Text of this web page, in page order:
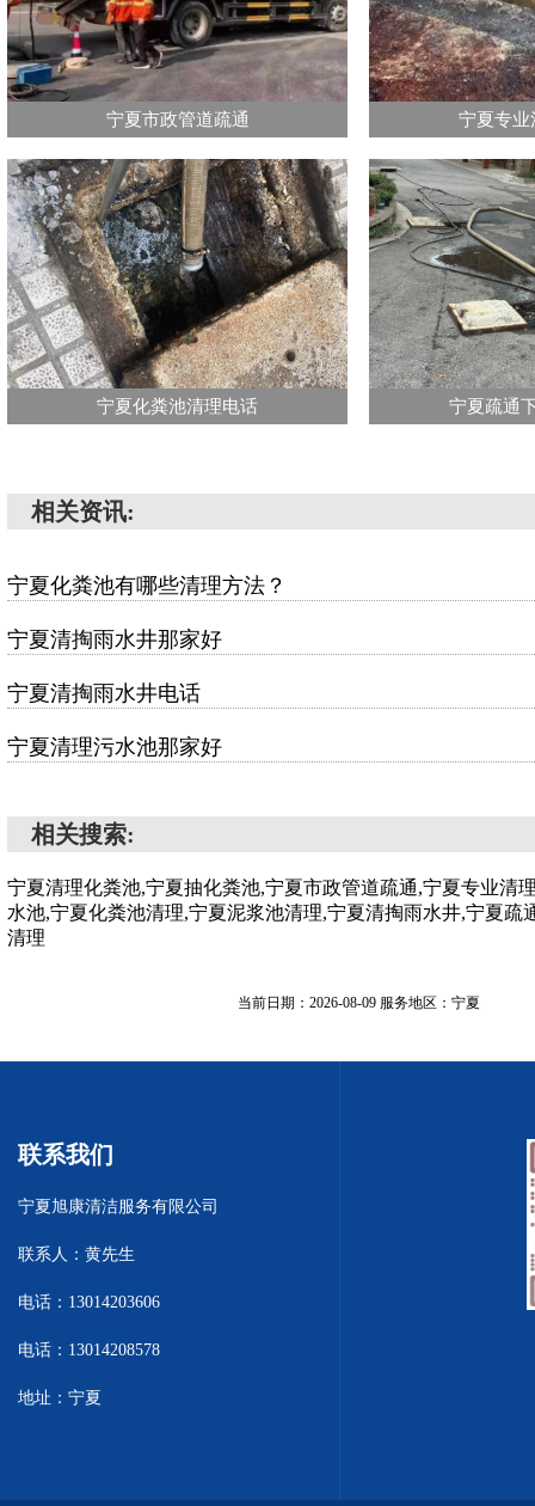
宁夏市政管道疏通 宁夏专业
宁夏化粪池清理电话 宁夏疏通
相关资讯:
宁夏化粪池有哪些清理方法？
宁夏清掏雨水井那家好
宁夏清掏雨水井电话
宁夏清理污水池那家好
相关搜索:
宁夏清理化粪池,宁夏抽化粪池,宁夏市政管道疏通,宁夏专业清
水池,宁夏化粪池清理,宁夏泥浆池清理,宁夏清掏雨水井,宁夏疏
清理
当前日期：2026-08-09 服务地区：宁夏
联系我们
宁夏旭康清洁服务有限公司
联系人：黄先生
电话：13014203606
电话：13014208578
地址：宁夏